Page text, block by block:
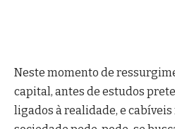
Neste momento de
capital, antes de estudos
ligados à realidade, e cabíveis